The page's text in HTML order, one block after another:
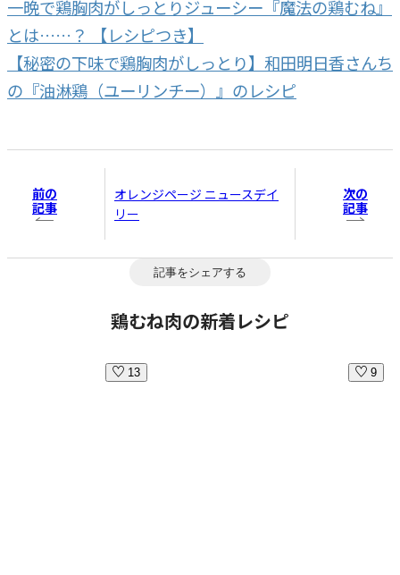
一晩で鶏胸肉がしっとりジューシー『魔法の鶏むね』
とは……？ 【レシピつき】
【秘密の下味で鶏胸肉がしっとり】和田明日香さんち
の『油淋鶏（ユーリンチー）』のレシピ
前の
記事
オレンジページ ニュースデイ
リー
次の
記事
記事をシェアする
鶏むね肉の新着レシピ
13 9